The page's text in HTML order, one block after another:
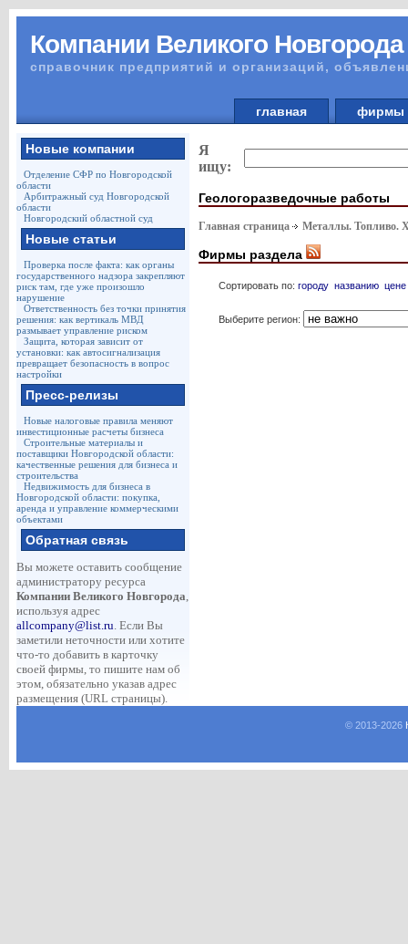
Компании Великого Новгорода
справочник предприятий и организаций,
главная
Новые компании
Отделение СФР по Новгородской
области
Арбитражный суд Новгородской
области
Новгородский областной суд
Новые статьи
Проверка после факта: как органы
государственного надзора закрепляют
риск там, где уже произошло
нарушение
Ответственность без точки принятия
решения: как вертикаль МВД
размывает управление риском
Защита, которая зависит от
установки: как автосигнализация
превращает безопасность в вопрос
настройки
Пресс-релизы
Новые налоговые правила меняют
инвестиционные расчеты бизнеса
Строительные материалы и
поставщики Новгородской области:
качественные решения для бизнеса и
строительства
Недвижимость для бизнеса в
Новгородской области: покупка,
аренда и управление коммерческими
объектами
Обратная связь
Вы можете оставить сообщение
администратору ресурса
Компании Великого Новгорода,
используя адрес
allcompany@list.ru. Если Вы
заметили неточности или хотите
что-то добавить в карточку
своей фирмы, то пишите нам об
этом, обязательно указав адрес
размещения (URL страницы).
Я
ищу:
Геологоразведочные работы
Главная страница Металлы. Топливо.
Фирмы раздела
Сортировать по: городу названию цене
Выберите регион:
© 2013-2026